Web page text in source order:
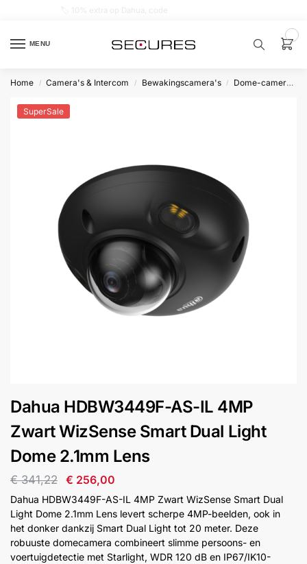
MENU
product…
Alarm
samenstellen
&
Intercom
Branddetectie
Inbraakbeveiliging
Merken
Home / Camera's & Intercom / Bewakingscamera's / Dome-camera’s
SuperSale
Dahua HDBW3449F-AS-IL 4MP
Zwart WizSense Smart Dual Light
Dome 2.1mm Lens
€341,22 € 256,00
Dahua HDBW3449F-AS-IL 4MP Zwart WizSense Smart Dual
Light Dome 2.1mm Lens levert scherpe 4MP-beelden, ook in
het donker dankzij Smart Dual Light tot 20 meter. Deze
robuuste domecamera combineert slimme persoons- en
voertuigdetectie met Starlight, WDR 120 dB en IP67/IK10-